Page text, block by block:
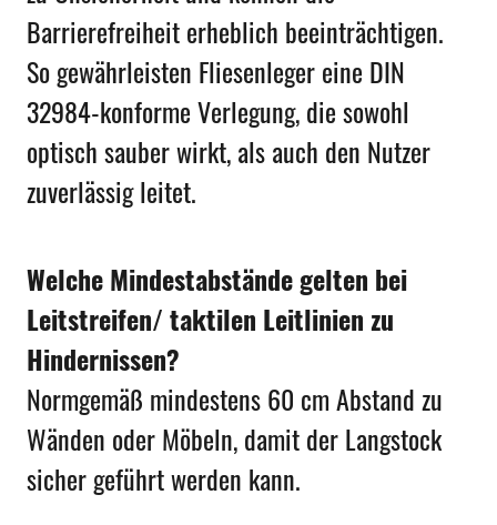
Barrierefreiheit erheblich beeinträchtigen.
So gewährleisten Fliesenleger eine DIN
32984-konforme Verlegung, die sowohl
optisch sauber wirkt, als auch den Nutzer
zuverlässig leitet.
Welche Mindestabstände gelten bei
Leitstreifen/ taktilen Leitlinien zu
Hindernissen?
Normgemäß mindestens 60 cm Abstand zu
Wänden oder Möbeln, damit der Langstock
sicher geführt werden kann.